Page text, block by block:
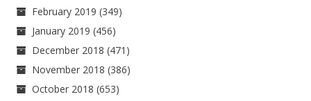
February 2019 (349)
January 2019 (456)
December 2018 (471)
November 2018 (386)
October 2018 (653)